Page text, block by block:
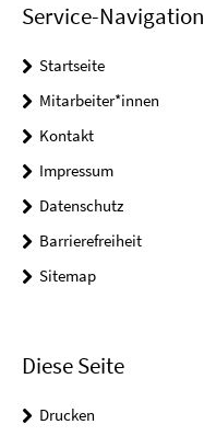
Service-Navigation
Startseite
Mitarbeiter*innen
Kontakt
Impressum
Datenschutz
Barrierefreiheit
Sitemap
Diese Seite
Drucken